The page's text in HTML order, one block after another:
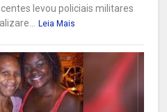
levou policiais militares
Leia Mais